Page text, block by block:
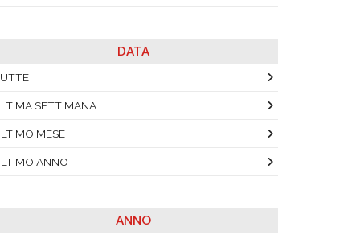
DATA
SETTIMANA
MESE
ANNO
ANNO